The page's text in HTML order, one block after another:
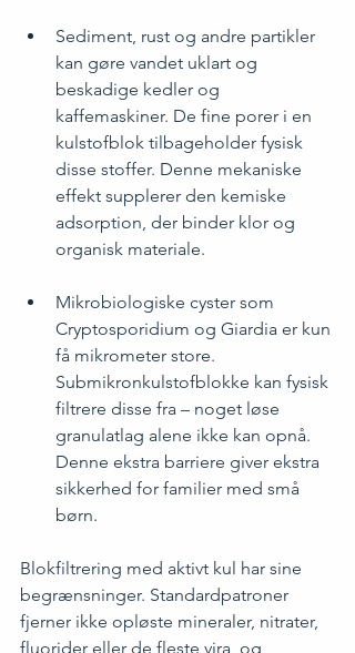
Sediment, rust og andre partikler
kan gøre vandet uklart og
beskadige kedler og
kaffemaskiner. De fine porer i en
kulstofblok tilbageholder fysisk
disse stoffer. Denne mekaniske
effekt supplerer den kemiske
adsorption, der binder klor og
organisk materiale.
Mikrobiologiske cyster som
Cryptosporidium og Giardia er kun
få mikrometer store.
Submikronkulstofblokke kan fysisk
filtrere disse fra – noget løse
granulatlag alene ikke kan opnå.
Denne ekstra barriere giver ekstra
sikkerhed for familier med små
børn.
Blokfiltrering med aktivt kul har sine
begrænsninger. Standardpatroner
fjerner ikke opløste mineraler, nitrater,
fluorider eller de fleste vira, og